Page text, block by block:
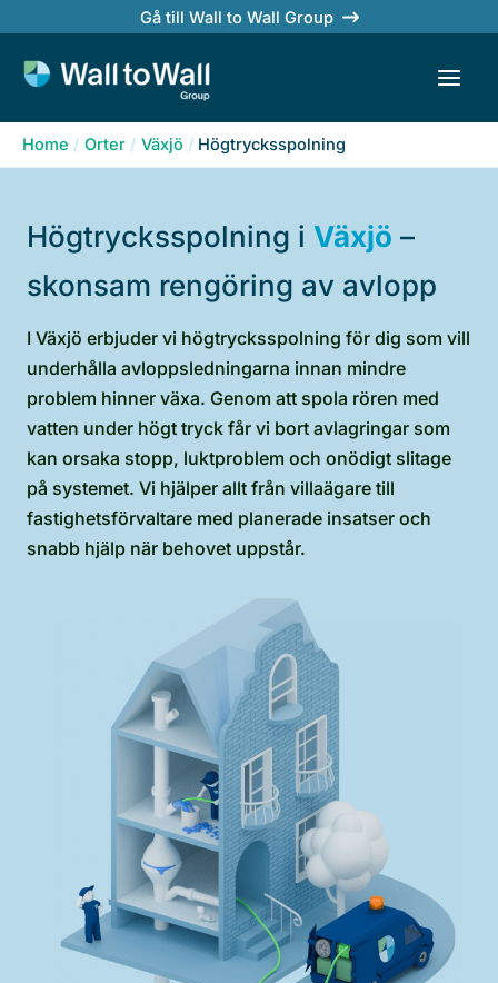
content
Gå till Wall to Wall Group
Home Orter Växjö Högtrycksspolning
Högtrycksspolning i Växjö –
skonsam rengöring av avlopp
I Växjö erbjuder vi högtrycksspolning för dig som vill
underhålla avloppsledningarna innan mindre
problem hinner växa. Genom att spola rören med
vatten under högt tryck får vi bort avlagringar som
kan orsaka stopp, luktproblem och onödigt slitage
på systemet. Vi hjälper allt från villaägare till
fastighetsförvaltare med planerade insatser och
snabb hjälp när behovet uppstår.